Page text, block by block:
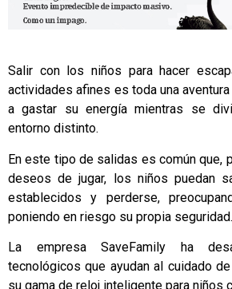
Salir con los niños para hacer
actividades afines es toda una
a gastar su energía mientras se
entorno distinto.
En este tipo de salidas es común que,
deseos de jugar, los niños puedan
establecidos y perderse,
poniendo en riesgo su propia seguridad.
La empresaSaveFamily ha
tecnológicos que ayudan al cuidado
su gama de reloj inteligente para niños